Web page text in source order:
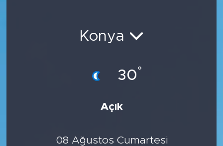
Konya
30°
Açık
08 Ağustos Cumartesi